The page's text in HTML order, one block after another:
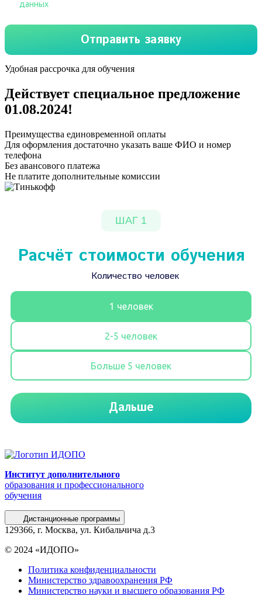
Удобная рассрочка для обучения
Действует специальное предложение
01.08.2024!
Преимущества единовременной оплаты
Для оформления достаточно указать ваше ФИО и номер
телефона
Без авансового платежа
Не платите дополнительные комиссии
Институт дополнительного
образования и профессионального
обучения
Дистанционные программы
129366, г. Москва, ул. Кибальчича д.3
© 2024 «ИДОПО»
Политика конфиденциальности
Министерство здравоохранения РФ
Министерство науки и высшего образования РФ